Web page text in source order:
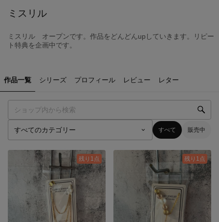
ミスリル
ミスリル オープンです。作品をどんどんupしていきます。リピー
ト特典を企画中です。
作品一覧 シリーズ プロフィール レビュー レター
すべて 販売中
残り1点 残り1点